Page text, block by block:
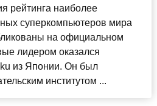
рейтинга наиболее
суперкомпьютеров мира
на официальном
лидером оказался
из Японии. Он был
институтом ...